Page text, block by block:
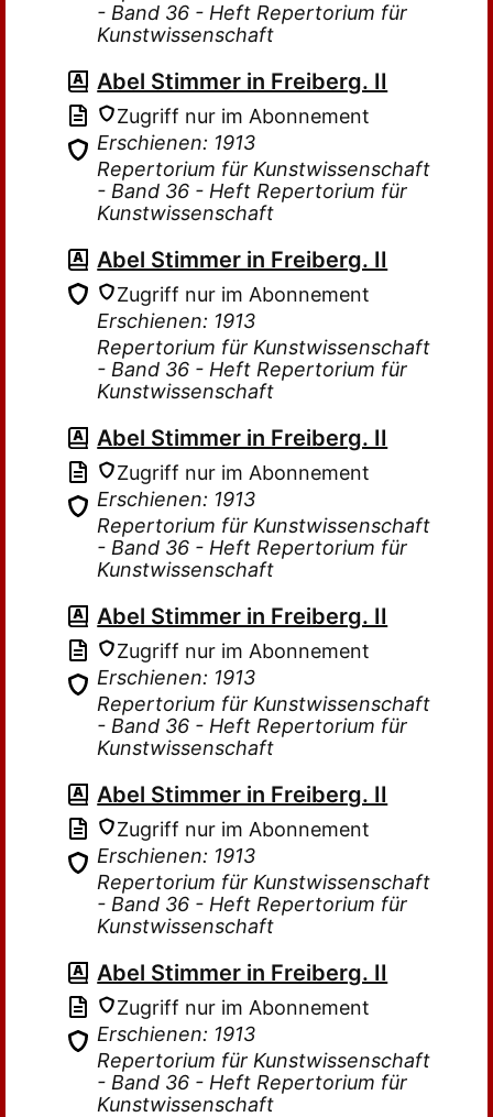
- Band 36 - Heft Repertorium für
Kunstwissenschaft
Abel Stimmer in Freiberg. II
Zugriff nur im Abonnement
Erschienen: 1913
Repertorium für Kunstwissenschaft
- Band 36 - Heft Repertorium für
Kunstwissenschaft
Abel Stimmer in Freiberg. II
Zugriff nur im Abonnement
Erschienen: 1913
Repertorium für Kunstwissenschaft
- Band 36 - Heft Repertorium für
Kunstwissenschaft
Abel Stimmer in Freiberg. II
Zugriff nur im Abonnement
Erschienen: 1913
Repertorium für Kunstwissenschaft
- Band 36 - Heft Repertorium für
Kunstwissenschaft
Abel Stimmer in Freiberg. II
Zugriff nur im Abonnement
Erschienen: 1913
Repertorium für Kunstwissenschaft
- Band 36 - Heft Repertorium für
Kunstwissenschaft
Abel Stimmer in Freiberg. II
Zugriff nur im Abonnement
Erschienen: 1913
Repertorium für Kunstwissenschaft
- Band 36 - Heft Repertorium für
Kunstwissenschaft
Abel Stimmer in Freiberg. II
Zugriff nur im Abonnement
Erschienen: 1913
Repertorium für Kunstwissenschaft
- Band 36 - Heft Repertorium für
Kunstwissenschaft